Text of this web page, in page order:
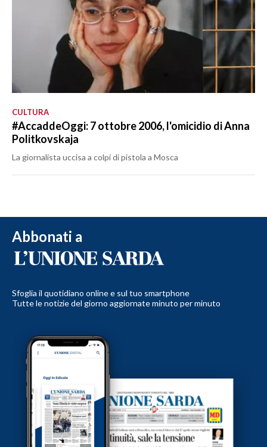
CULTURA
#AccaddeOggi: 7 ottobre 2006, l'omicidio di Anna
Politkovskaja
La giornalista uccisa a colpi di pistola a Mosca
Abbonati a
Sfoglia il quotidiano online e sul tuo smartphone
Tutte le notizie del giorno aggiornate minuto per minuto